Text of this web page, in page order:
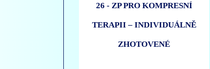
26 - ZP PRO KOMPRESNÍ
TERAPII – INDIVIDUÁLNĚ
ZHOTOVENÉ